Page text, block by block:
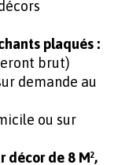
plaqués :
brut)
demande au
ou sur
de 8 M²,